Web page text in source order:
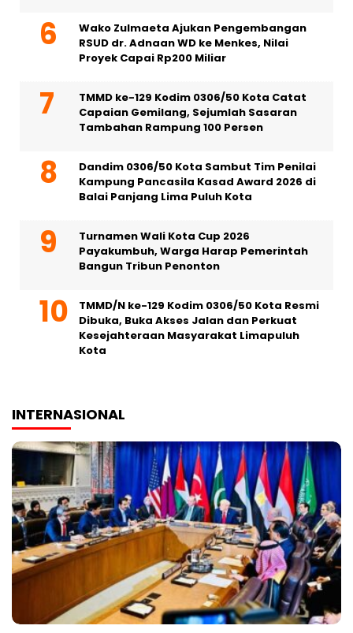
Wako Zulmaeta Ajukan Pengembangan
RSUD dr. Adnaan WD ke Menkes, Nilai
Proyek Capai Rp200 Miliar
TMMD ke-129 Kodim 0306/50 Kota Catat
Capaian Gemilang, Sejumlah Sasaran
Tambahan Rampung 100 Persen
Dandim 0306/50 Kota Sambut Tim Penilai
Kampung Pancasila Kasad Award 2026 di
Balai Panjang Lima Puluh Kota
Turnamen Wali Kota Cup 2026
Payakumbuh, Warga Harap Pemerintah
Bangun Tribun Penonton
TMMD/N ke-129 Kodim 0306/50 Kota Resmi
Dibuka, Buka Akses Jalan dan Perkuat
Kesejahteraan Masyarakat Limapuluh
Kota
INTERNASIONAL